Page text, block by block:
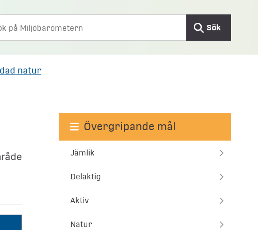
Sök
natur
Övergripande mål
Jämlik
Delaktig
Aktiv
Natur